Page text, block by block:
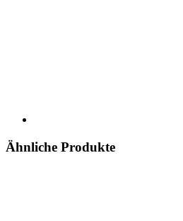
Ähnliche Produkte